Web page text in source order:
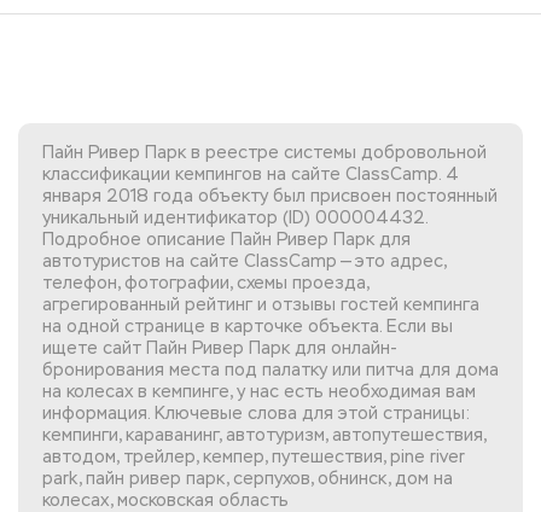
Пайн Ривер Парк в реестре системы добровольной
классификации кемпингов на сайте ClassCamp. 4
января 2018 года объекту был присвоен постоянный
уникальный идентификатор (ID) 000004432.
Подробное описание Пайн Ривер Парк для
автотуристов на сайте ClassCamp — это адрес,
телефон, фотографии, схемы проезда,
агрегированный рейтинг и отзывы гостей кемпинга
на одной странице в карточке объекта. Если вы
ищете сайт Пайн Ривер Парк для онлайн-
бронирования места под палатку или питча для дома
на колесах в кемпинге, у нас есть необходимая вам
информация. Ключевые слова для этой страницы:
кемпинги, караванинг, автотуризм, автопутешествия,
автодом, трейлер, кемпер, путешествия, pine river
park, пайн ривер парк, серпухов, обнинск, дом на
колесах, московская область